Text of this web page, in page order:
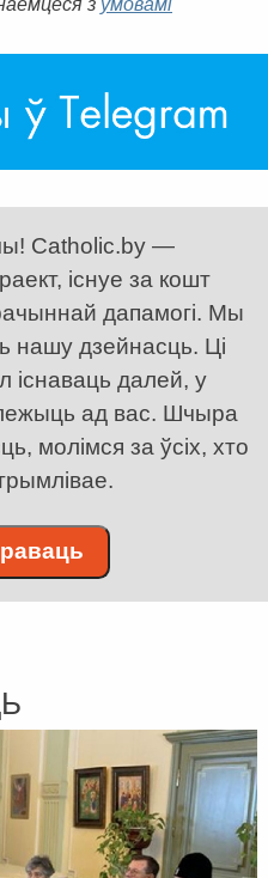
Catholic.by —
існуе за кошт
дапамогі. Мы
нашу дзейнасць. Ці
існаваць далей, у
ад вас. Шчыра
молімся за ўсіх, хто